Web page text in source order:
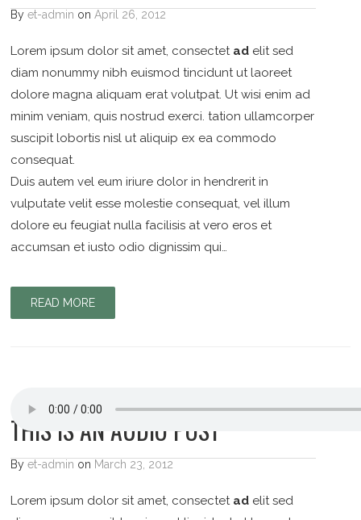
Byet-admin onApril 26, 2012
Lorem ipsum dolor sit amet, consectet ad elit sed
diam nonummy nibh euismod tincidunt ut laoreet
dolore magna aliquam erat volutpat. Ut wisi enim ad
minim veniam, quis nostrud exerci. tation ullamcorper
suscipit lobortis nisl ut aliquip ex ea commodo
consequat.
Duis autem vel eum iriure dolor in hendrerit in
vulputate velit esse molestie consequat, vel illum
dolore eu feugiat nulla facilisis at vero eros et
accumsan et iusto odio dignissim qui…
READ MORE
THIS IS AN AUDIO POST
Byet-admin on March 23, 2012
Lorem ipsum dolor sit amet, consectet ad elit sed